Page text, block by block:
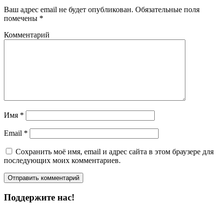
Ваш адрес email не будет опубликован. Обязательные поля
помечены *
Комментарий
Имя *
Email *
Сохранить моё имя, email и адрес сайта в этом браузере для
последующих моих комментариев.
Поддержите нас!